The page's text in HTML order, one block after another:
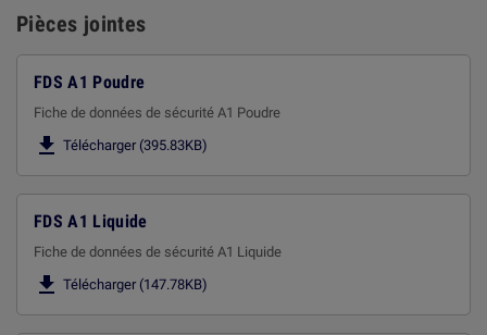
Pièces jointes
FDS A1 Poudre
Fiche de données de sécurité A1 Poudre
 Télécharger (395.83KB)
FDS A1 Liquide
Fiche de données de sécurité A1 Liquide
 Télécharger (147.78KB)